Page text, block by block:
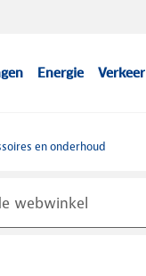
Energie Verkeer
en onderhoud